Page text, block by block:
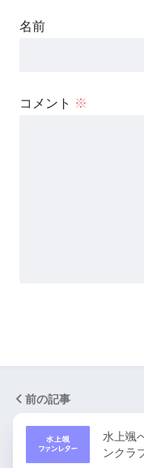
名前
コメント ※
前の記事
水上颯
ンクラ